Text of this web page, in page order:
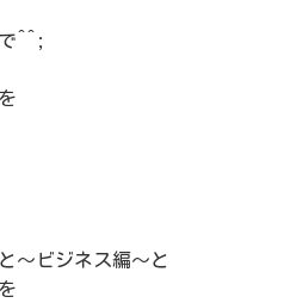
^^;
～ビジネス編～と